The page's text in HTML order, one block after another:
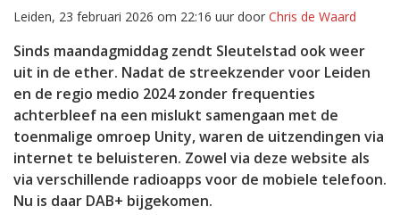
Leiden, 23 februari 2026 om 22:16 uur door Chris de Waard
Sinds maandagmiddag zendt Sleutelstad ook weer
uit in de ether. Nadat de streekzender voor Leiden
en de regio medio 2024 zonder frequenties
achterbleef na een mislukt samengaan met de
toenmalige omroep Unity, waren de uitzendingen via
internet te beluisteren. Zowel via deze website als
via verschillende radioapps voor de mobiele telefoon.
Nu is daar DAB+ bijgekomen.